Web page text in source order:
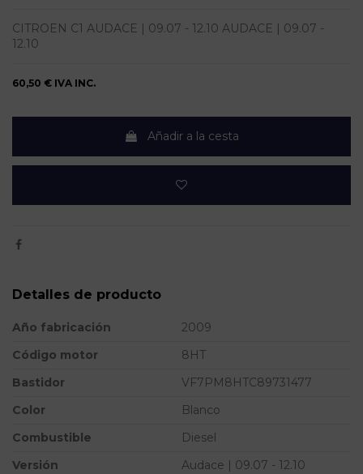
CITROEN C1 AUDACE | 09.07 - 12.10 AUDACE | 09.07 -
12.10
60,50 € IVA INC.
Añadir a la cesta
Detalles de producto
Año fabricación
2009
Código motor
8HT
Bastidor
VF7PM8HTC89731477
Color
Blanco
Combustible
Diesel
Versión
Audace | 09.07 - 12.10